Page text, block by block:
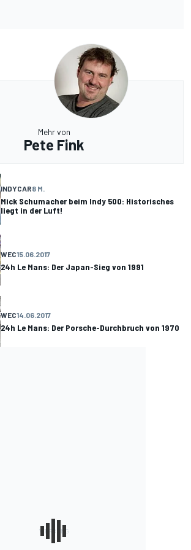
Mehr von
Pete Fink
INDYCAR8 M.
Mick Schumacher beim Indy 500: Historisches
liegt in der Luft!
WEC15.06.2017
24h Le Mans: Der Japan-Sieg von 1991
WEC14.06.2017
24h Le Mans: Der Porsche-Durchbruch von 1970